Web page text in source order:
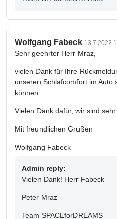
Wolfgang Fabeck 13.7.2022
Sehr geehrter Herr Mraz,
vielen Dank für Ihre
unseren Schlafcomfort im Auto
können....
Vielen Dank dafür, wir sind sehr
Mit freundlichen Grüßen
Wolfgang Fabeck
Admin reply:
Vielen Dank! Herr Fabeck
Peter Mraz
Team SPACEforDREAMS